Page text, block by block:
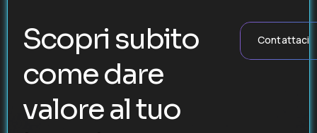
Scopri subito
come dare
valore al tuo
Contattaci